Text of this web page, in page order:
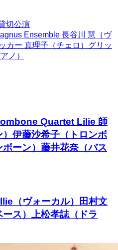
切公演
Ensemble 長谷川 慧（ヴ
カー 真理子（チェロ）グリッ
ノ）
Quartet Lilie 師
伊藤沙希子（トロンボ
ーン）藤井花奈（バス
（ヴォーカル）田村文
ス）上松孝誌（ドラ